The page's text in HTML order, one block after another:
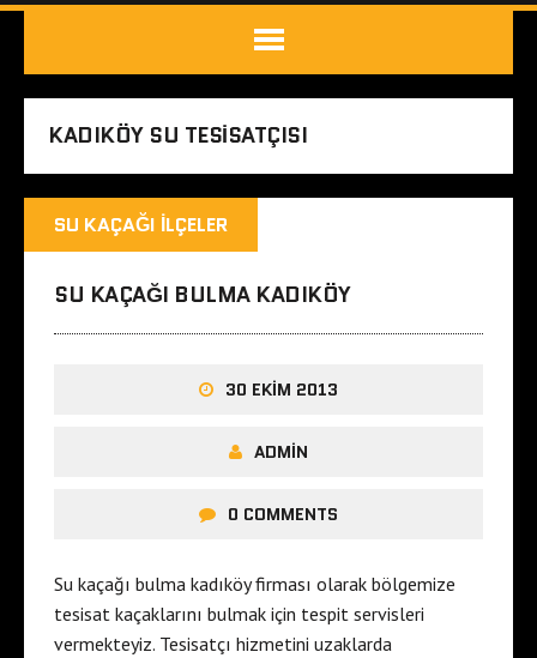
KADIKÖY SU TESISATÇISI
SU KAÇAĞI İLÇELER
SU KAÇAĞI BULMA KADIKÖY
30 EKIM 2013
ADMIN
0 COMMENTS
Su kaçağı bulma kadıköy firması olarak bölgemize
tesisat kaçaklarını bulmak için tespit servisleri
vermekteyiz. Tesisatçı hizmetini uzaklarda